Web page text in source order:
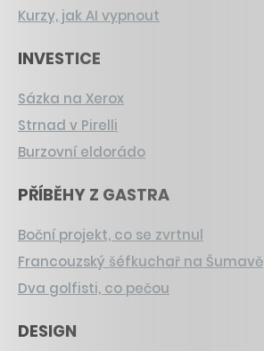
Kurzy, jak AI vypnout
INVESTICE
Sázka na Xerox
Strnad v Pirelli
Burzovní eldorádo
PŘÍBĚHY Z GASTRA
Boční projekt, co se zvrtnul
Francouzský šéfkuchař na Šumavě
Dva golfisti, co pečou
DESIGN